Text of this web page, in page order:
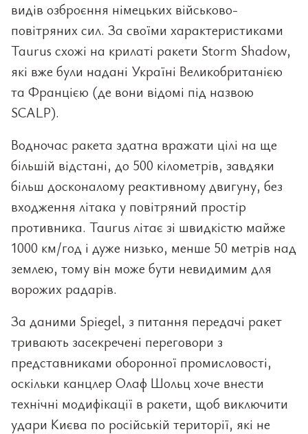
видів озброєння німецьких військово-
повітряних сил. За своїми характеристиками
Taurus схожі на крилаті ракети Storm Shadow,
які вже були надані Україні Великобританією
та Францією (де вони відомі під назвою
SCALP).
Водночас ракета здатна вражати цілі на ще
більшій відстані, до 500 кілометрів, завдяки
більш досконалому реактивному двигуну, без
входження літака у повітряний простір
противника. Taurus літає зі швидкістю майже
1000 км/год і дуже низько, менше 50 метрів над
землею, тому він може бути невидимим для
ворожих радарів.
За даними Spiegel, з питання передачі ракет
тривають засекречені переговори з
представниками оборонної промисловості,
оскільки канцлер Олаф Шольц хоче внести
технічні модифікації в ракети, щоб виключити
удари Києва по російській території, які не